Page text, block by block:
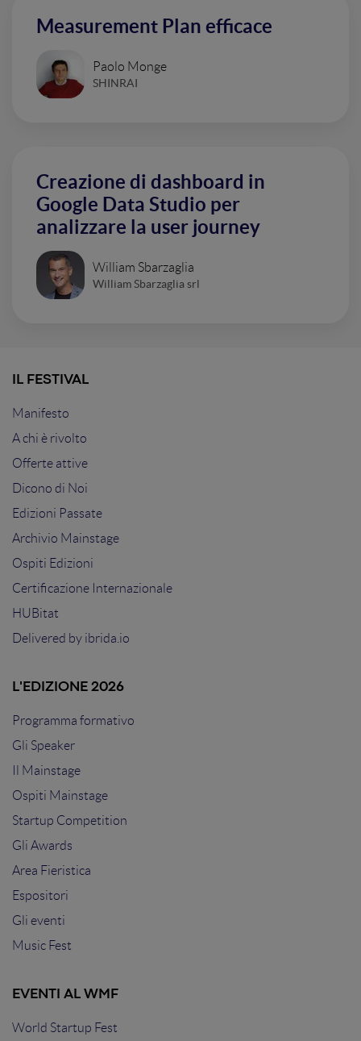
Measurement Plan efficace
Paolo Monge
SHINRAI
Creazione di dashboard in
Google Data Studio per
analizzare la user journey
William Sbarzaglia
William Sbarzaglia srl
IL FESTIVAL
Manifesto
A chi è rivolto
Offerte attive
Dicono di Noi
Edizioni Passate
Archivio Mainstage
Ospiti Edizioni
Certificazione Internazionale
HUBitat
Delivered by ibrida.io
L'EDIZIONE 2026
Programma formativo
Gli Speaker
Il Mainstage
Ospiti Mainstage
Startup Competition
Gli Awards
Area Fieristica
Espositori
Gli eventi
Music Fest
EVENTI AL WMF
World Startup Fest